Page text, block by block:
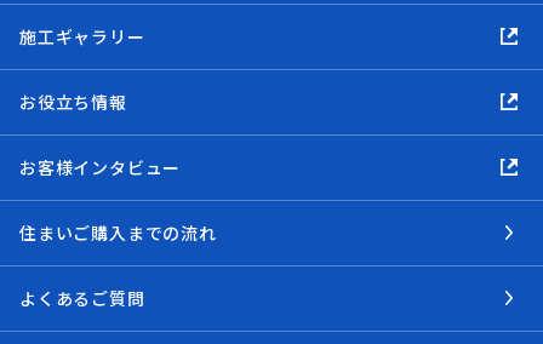
施工ギャラリー
お役立ち情報
お客様インタビュー
住まいご購入までの流れ
よくあるご質問